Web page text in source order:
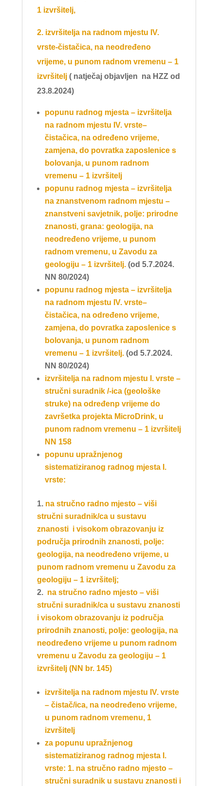
1 izvršitelj,
2. izvršitelja na radnom mjestu IV.
vrste-čistačica, na neodređeno
vrijeme, u punom radnom vremenu – 1
izvršitelj( natječaj objavljen na HZZ od
23.8.2024)
popunu radnog mjesta – izvršitelja
na radnom mjestu IV. vrste–
čistačica, na određeno vrijeme,
zamjena, do povratka zaposlenice s
bolovanja, u punom radnom
vremenu – 1 izvršitelj
popunu radnog mjesta – izvršitelja
na znanstvenom radnom mjestu –
znanstveni savjetnik, polje: prirodne
znanosti, grana: geologija, na
neodređeno vrijeme, u punom
radnom vremenu, u Zavodu za
geologiju – 1 izvršitelj.(od 5.7.2024.
NN 80/2024)
popunu radnog mjesta – izvršitelja
na radnom mjestu IV. vrste–
čistačica, na određeno vrijeme,
zamjena, do povratka zaposlenice s
bolovanja, u punom radnom
vremenu – 1 izvršitelj.(od 5.7.2024.
NN 80/2024)
izvršitelja na radnom mjestu I. vrste –
stručni suradnik /-ica (geološke
struke) na određenp vrijeme do
završetka projekta MicroDrink, u
punom radnom vremenu – 1 izvršitelj
NN 158
popunu upražnjenog
sistematiziranog radnog mjesta I.
vrste:
na stručno radno mjesto – viši
stručni suradnik/ca u sustavu
znanosti i visokom obrazovanju iz
područja prirodnih znanosti, polje:
geologija, na neodređeno vrijeme, u
punom radnom vremenu u Zavodu za
geologiju – 1 izvršitelj;
na stručno radno mjesto – viši
stručni suradnik/ca u sustavu znanosti
i visokom obrazovanju iz područja
prirodnih znanosti, polje: geologija, na
neodređeno vrijeme u punom radnom
vremenu u Zavodu za geologiju – 1
izvršitelj (NN br. 145)
izvršitelja na radnom mjestu IV. vrste
– čistač/ica, na neodređeno vrijeme,
u punom radnom vremenu, 1
izvršitelj
za popunu upražnjenog
sistematiziranog radnog mjesta I.
vrste: 1. na stručno radno mjesto –
stručni suradnik u sustavu znanosti i